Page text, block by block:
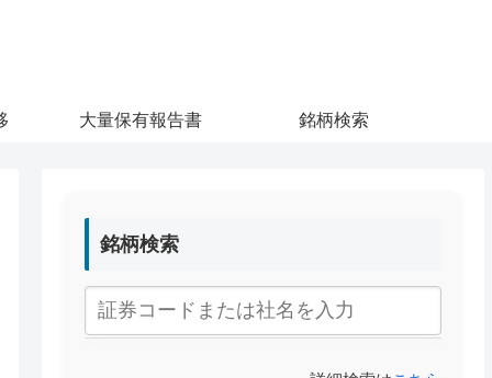
大量保有報告書 銘柄検索
銘柄検索